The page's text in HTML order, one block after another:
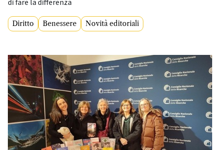
di fare la differenza
Diritto Benessere Novità editoriali